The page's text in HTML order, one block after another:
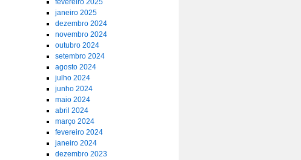
fevereiro 2025
janeiro 2025
dezembro 2024
novembro 2024
outubro 2024
setembro 2024
agosto 2024
julho 2024
junho 2024
maio 2024
abril 2024
março 2024
fevereiro 2024
janeiro 2024
dezembro 2023